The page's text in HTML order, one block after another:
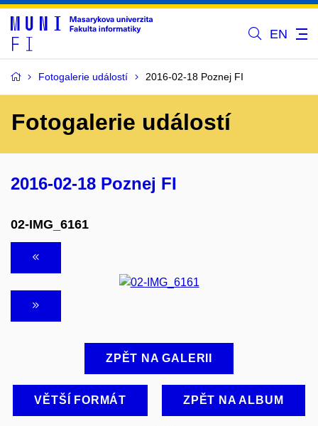
EN
Fotogalerie událostí 2016-02-18 Poznej FI
Fotogalerie událostí
2016-02-18 Poznej FI
02-IMG_6161
ZPĚT NA GALERII
VĚTŠÍ FORMÁT ZPĚT NA ALBUM